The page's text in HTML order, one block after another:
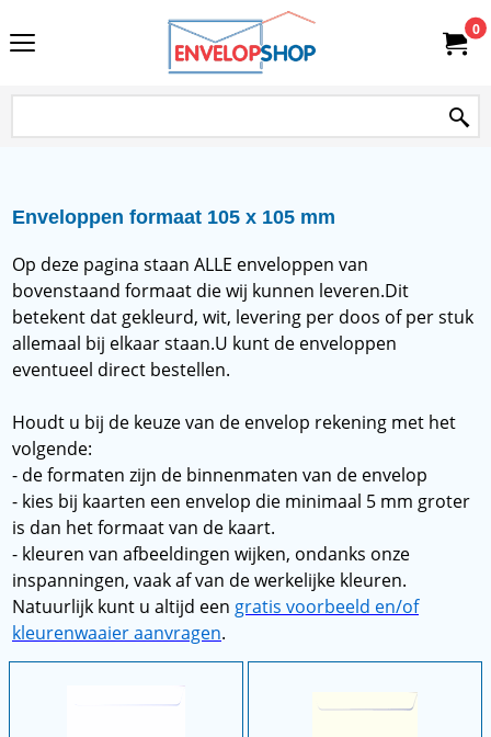
0
Enveloppen formaat 105 x 105 mm
Op deze pagina staan ALLE enveloppen van
bovenstaand formaat die wij kunnen leveren.Dit
betekent dat gekleurd, wit, levering per doos of per stuk
allemaal bij elkaar staan.U kunt de enveloppen
eventueel direct bestellen.
Houdt u bij de keuze van de envelop rekening met het
volgende:
- de formaten zijn de binnenmaten van de envelop
- kies bij kaarten een envelop die minimaal 5 mm groter
is dan het formaat van de kaart.
- kleuren van afbeeldingen wijken, ondanks onze
inspanningen, vaak af van de werkelijke kleuren.
Natuurlijk kunt u altijd een gratis voorbeeld en/of
kleurenwaaier aanvragen.